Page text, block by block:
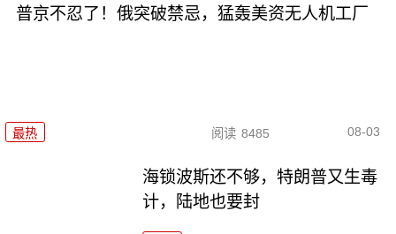
普京不忍了！俄突破禁忌，猛轰美资无人机工厂
最热 阅读 8485 08-03
海锁波斯还不够，特朗普又生毒
计，陆地也要封